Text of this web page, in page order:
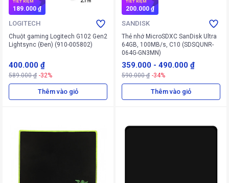
TIẾT KIỆM
189.000 ₫
LOGITECH
Chuột gaming Logitech G102 Gen2
Lightsync (Đen) (910-005802)
400.000 ₫
589.000 ₫ -32%
Thêm vào giỏ
TIẾT KIỆM
200.000 ₫
SANDISK
Thẻ nhớ MicroSDXC SanDisk Ultra
64GB, 100MB/s, C10 (SDSQUNR-
064G-GN3MN)
359.000 - 490.000 ₫
590.000 ₫ -34%
Thêm vào giỏ